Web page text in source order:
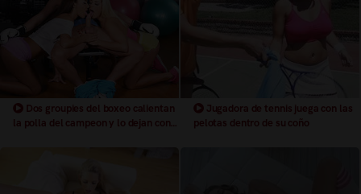
Dos groupies del boxeo calientan
la polla del campeon y lo dejan con
Jugadora de tennis juega con las
pelotas dentro de su coño